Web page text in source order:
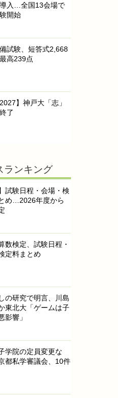
入…全国13会場で
開始
試験、短答式2,668
高239点
】神戸大「志」
了
ランキング
試験日程・会場・検
め…2026年度から
数検定、試験日程・
定料まとめ
の研究で明言、川島
東北大「ゲームは子
影響」
学院の定員変更な
都私学審議会、10件